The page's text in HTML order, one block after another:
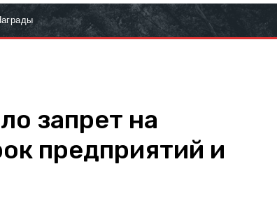
запрет на
предприятий и